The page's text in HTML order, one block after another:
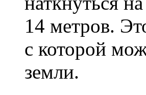
14 метров.
с которой
земли.